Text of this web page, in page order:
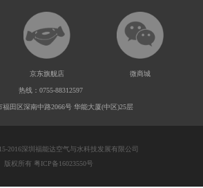
京东旗舰店 微商城
热线：0755-88312597
福田区深南中路2066号 华能大厦(中区)25层
2016深圳福能达空气与水科技发展有限公司
版权所有 粤ICP备16023550号